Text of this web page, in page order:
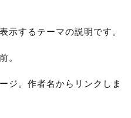
示するテーマの説明です。
。
ジ。作者名からリンクしま